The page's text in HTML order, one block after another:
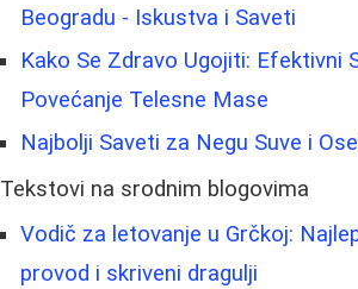
Beogradu - Iskustva i Saveti
Kako Se Zdravo Ugojiti: Efektivni
Povećanje Telesne Mase
Najbolji Saveti za Negu Suve i
Tekstovi na srodnim blogovima
Vodič za letovanje u Grčkoj:
provod i skriveni dragulji